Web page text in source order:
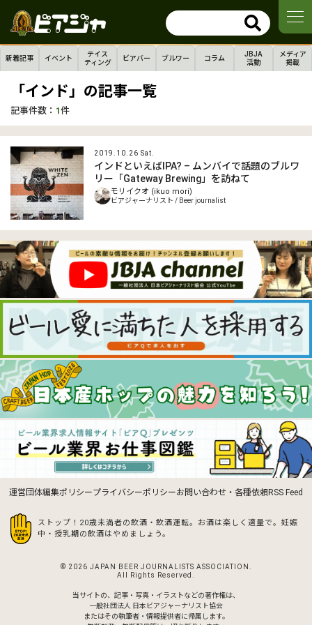
新着記事 イベント
テイス
ティング
ビアバー ブルワー コラム
JBJA
活動
メディア
掲載
「インド」の記事一覧
記事件数： 1件
2019.10.26 Sat.
インドといえばIPA? – ムンバイで話題のブルワ
リー「Gateway Brewing」を訪ねて
モリイクオ (ikuo mori)
ビアジャーナリスト / Beer journalist
運営団体編集ポリシープライバシーポリシーお問い合わせ・各種依頼RSS Feed
ストップ！20歳未満者の飲酒・飲酒運転。お酒は楽しく適量で。 妊娠
中・授乳期の飲酒はやめましょう。
© 2026 JAPAN BEER JOURNALISTS ASSOCIATION.
All Rights Reserved.
当サイトの、記事・写真・イラストなどの著作権は、
一般社団法人 日本ビアジャーナリスト協会
またはその執筆者・情報提供者に帰属します。